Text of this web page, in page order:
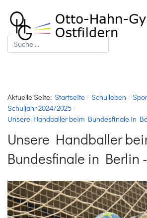
Suchen
Aktuelle Seite: Startseite Schulleben
Schuljahr 2024/2025
Unsere Handballer beim Bundesfinale in
Unsere Handballer
Bundesfinale in Berlin